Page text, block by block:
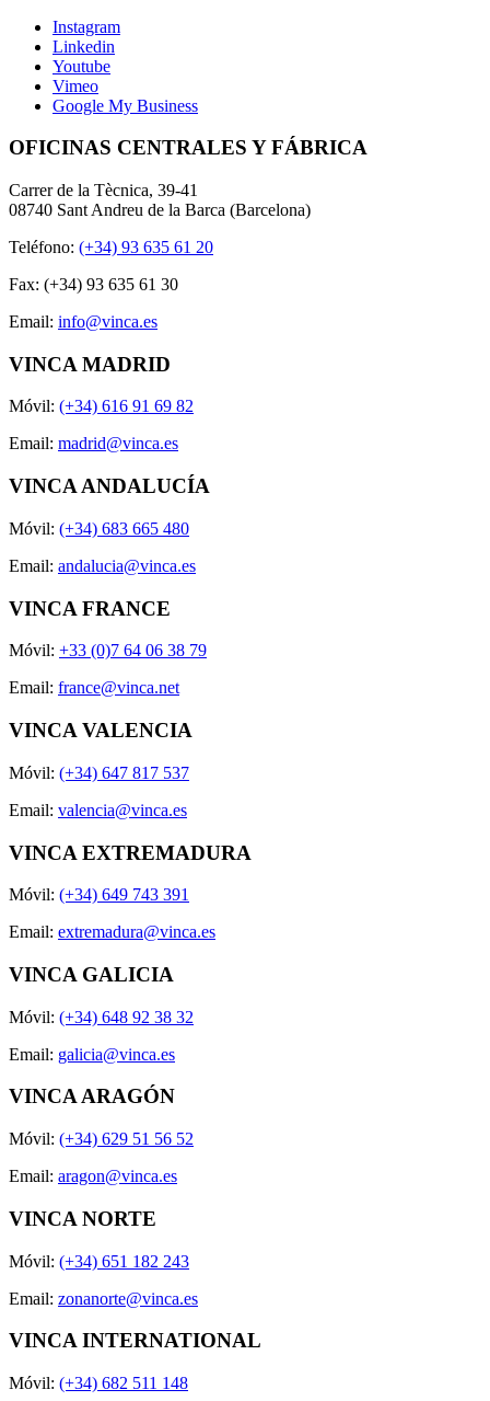
Instagram
Linkedin
Youtube
Vimeo
Google My Business
OFICINAS CENTRALES Y FÁBRICA
Carrer de la Tècnica, 39-41
08740 Sant Andreu de la Barca (Barcelona)
Teléfono: (+34) 93 635 61 20
Fax: (+34) 93 635 61 30
Email: info@vinca.es
VINCA MADRID
Móvil: (+34) 616 91 69 82
Email: madrid@vinca.es
VINCA ANDALUCÍA
Móvil: (+34) 683 665 480
Email: andalucia@vinca.es
VINCA FRANCE
Móvil: +33 (0)7 64 06 38 79
Email: france@vinca.net
VINCA VALENCIA
Móvil: (+34) 647 817 537
Email: valencia@vinca.es
VINCA EXTREMADURA
Móvil: (+34) 649 743 391
Email: extremadura@vinca.es
VINCA GALICIA
Móvil: (+34) 648 92 38 32
Email: galicia@vinca.es
VINCA ARAGÓN
Móvil: (+34) 629 51 56 52
Email: aragon@vinca.es
VINCA NORTE
Móvil: (+34) 651 182 243
Email: zonanorte@vinca.es
VINCA INTERNATIONAL
Móvil: (+34) 682 511 148